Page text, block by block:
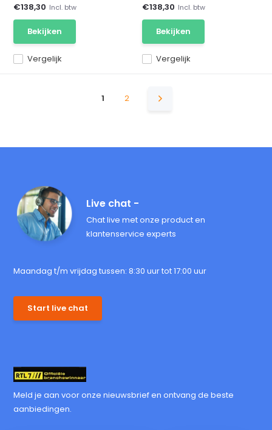
Vergelijk
€138,30 Incl. btw
Bekijken
Vergelijk
€138,30 Incl. btw
Bekijken
1 2
Live chat -
Chat live met onze product en
klantenservice experts
Maandag t/m vrijdag tussen: 8:30 uur tot 17:00 uur
Start live chat
Meld je aan voor onze nieuwsbrief en ontvang de beste
aanbiedingen.